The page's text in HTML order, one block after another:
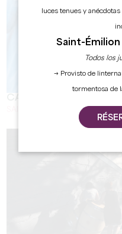
luces tenues y
Saint-Émilion
Todos los
→ Provisto de
tormentosa de